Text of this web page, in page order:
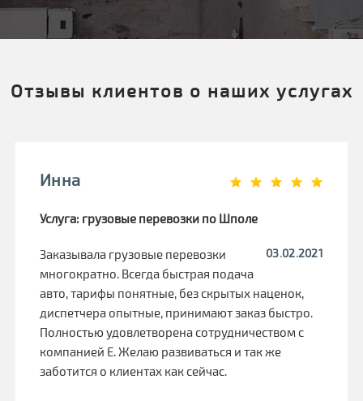
Отзывы клиентов о наших услугах
Инна
Услуга: грузовые перевозки по Шполе
03.02.2021
Заказывала грузовые перевозки
многократно. Всегда быстрая подача
авто, тарифы понятные, без скрытых наценок,
диспетчера опытные, принимают заказ быстро.
Полностью удовлетворена сотрудничеством с
компанией Е. Желаю развиваться и так же
заботится о клиентах как сейчас.